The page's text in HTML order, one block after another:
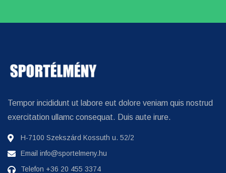
Tempor incididunt ut labore eut dolore veniam quis nostrud
exercitation ullamc consequat. Duis aute irure.
H-7100 Szekszárd Kossuth u. 52/2
Email info@sportelmeny.hu
Telefon +36 20 455 3374